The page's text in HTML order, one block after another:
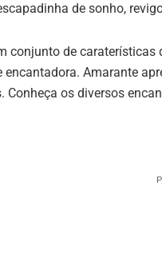
de sonho,
conjunto de
encantadora. Amarante
Conheça os diversos